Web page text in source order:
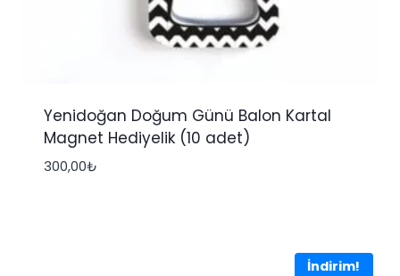
Yenidoğan Doğum Günü Balon Kartal
Magnet Hediyelik (10 adet)
300,00₺
İndirim!